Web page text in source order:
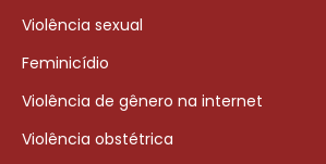
Violência sexual
Feminicídio
Violência de gênero na internet
Violência obstétrica